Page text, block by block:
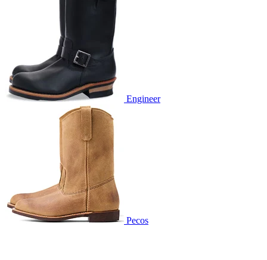
Engineer
Pecos